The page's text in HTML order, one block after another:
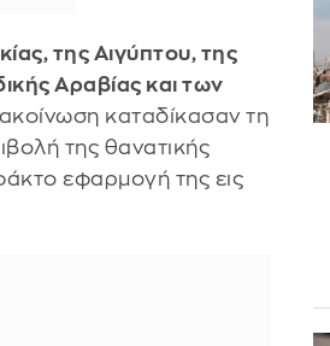
της Αιγύπτου, της
Αραβίας και των
καταδίκασαν τη
της θανατικής
εφαρμογή της εις